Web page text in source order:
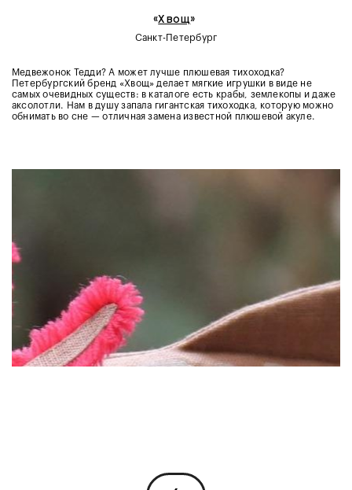
«Хвощ»
Санкт-Петербург
Медвежонок Тедди? А может лучше плюшевая тихоходка?
Петербургский бренд «Хвощ» делает мягкие игрушки в виде не
самых очевидных существ: в каталоге есть крабы, землекопы и даже
аксолотли. Нам в душу запала гигантская тихоходка, которую можно
обнимать во сне — отличная замена известной плюшевой акуле.